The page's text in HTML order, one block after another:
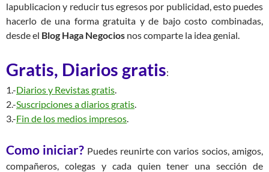
lapublicacion y reducir tus egresos por publicidad, esto puedes
hacerlo de una forma gratuita y de bajo costo combinadas,
desde el Blog Haga Negocios nos comparte la idea genial.
Gratis, Diarios gratis:
1.-Diarios y Revistas gratis.
2.-Suscripciones a diarios gratis.
3.-Fin de los medios impresos.
Como iniciar? Puedes reunirte con varios socios, amigos,
compañeros, colegas y cada quien tener una sección de